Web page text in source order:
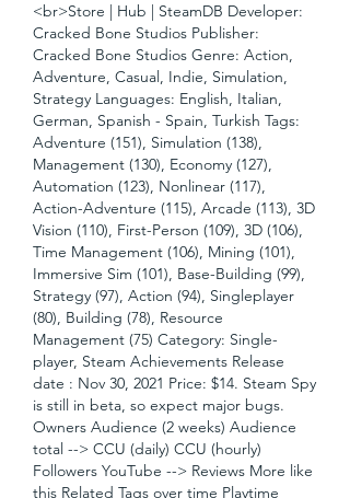
<br>Store | Hub | SteamDB Developer:
Cracked Bone Studios Publisher:
Cracked Bone Studios Genre: Action,
Adventure, Casual, Indie, Simulation,
Strategy Languages: English, Italian,
German, Spanish - Spain, Turkish Tags:
Adventure (151), Simulation (138),
Management (130), Economy (127),
Automation (123), Nonlinear (117),
Action-Adventure (115), Arcade (113), 3D
Vision (110), First-Person (109), 3D (106),
Time Management (106), Mining (101),
Immersive Sim (101), Base-Building (99),
Strategy (97), Action (94), Singleplayer
(80), Building (78), Resource
Management (75) Category: Single-
player, Steam Achievements Release
date : Nov 30, 2021 Price: $14. Steam Spy
is still in beta, so expect major bugs.
Owners Audience (2 weeks) Audience
total --> CCU (daily) CCU (hourly)
Followers YouTube --> Reviews More like
this Related Tags over time Playtime